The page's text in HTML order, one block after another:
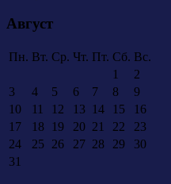
Август
Пн. Вт. Ср. Чт. Пт. Сб. Вс.
1
2
3
4 5 6 7 8
9
10
11 12 13 14 15
16
17
18 19 20 21 22
23
24
25 26 27 28 29
30
31